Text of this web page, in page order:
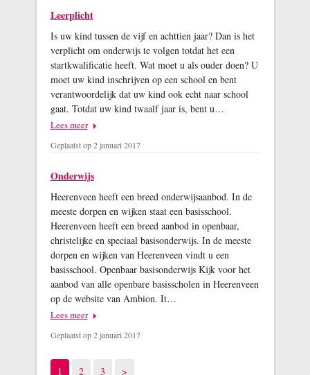
Leerplicht
Is uw kind tussen de vijf en achttien jaar? Dan is het
verplicht om onderwijs te volgen totdat het een
startkwalificatie heeft. Wat moet u als ouder doen? U
moet uw kind inschrijven op een school en bent
verantwoordelijk dat uw kind ook echt naar school
gaat. Totdat uw kind twaalf jaar is, bent u…
Lees meer
Geplaatst op 2 januari 2017
Onderwijs
Heerenveen heeft een breed onderwijsaanbod. In de
meeste dorpen en wijken staat een basisschool.
Heerenveen heeft een breed aanbod in openbaar,
christelijke en speciaal basisonderwijs. In de meeste
dorpen en wijken van Heerenveen vindt u een
basisschool. Openbaar basisonderwijs Kijk voor het
aanbod van alle openbare basisscholen in Heerenveen
op de website van Ambion. It…
Lees meer
Geplaatst op 2 januari 2017
Pagina
1 Pagina
2 Pagina
3 Volgende pagina
>